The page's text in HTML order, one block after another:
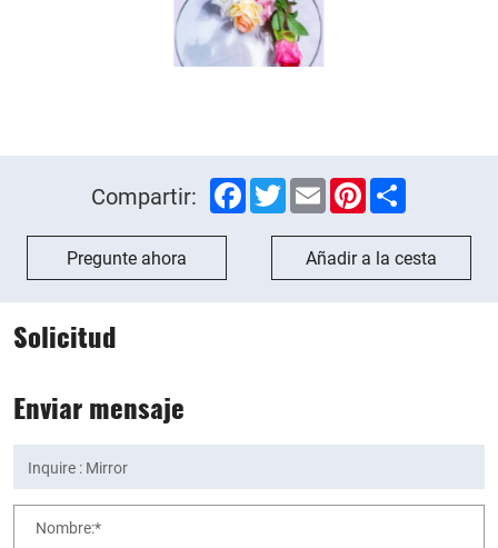
Compartir: Facebook
TwitterEmailPinterestShare
Pregunte ahora Añadir a la cesta
Solicitud
Enviar mensaje
Nombre:*